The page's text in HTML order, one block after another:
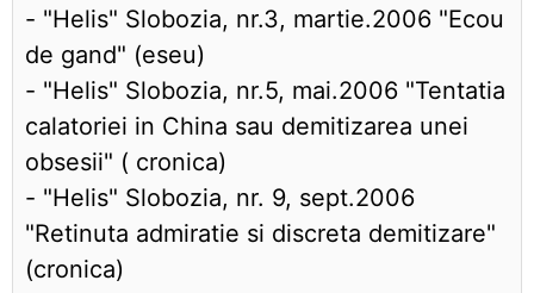
- "Helis" Slobozia, nr.3, martie.2006 "Ecou
de gand" (eseu)
- "Helis" Slobozia, nr.5, mai.2006 "Tentatia
calatoriei in China sau demitizarea unei
obsesii" ( cronica)
- "Helis" Slobozia, nr. 9, sept.2006
"Retinuta admiratie si discreta demitizare"
(cronica)